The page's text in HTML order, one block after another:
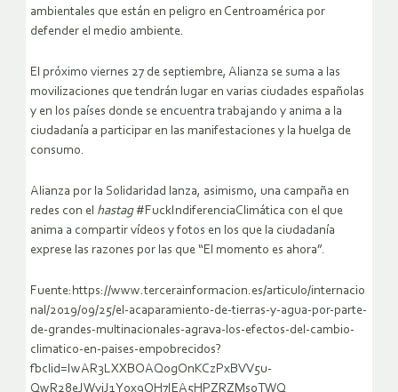
ambientales que están en peligro en Centroamérica por
defender el medio ambiente.
El próximo viernes 27 de septiembre, Alianza se suma a las
movilizaciones que tendrán lugar en varias ciudades españolas
y en los países donde se encuentra trabajando y anima a la
ciudadanía a participar en las manifestaciones y la huelga de
consumo.
Alianza por la Solidaridad lanza, asimismo, una campaña en
redes con el hastag#FuckIndiferenciaClimática con el que
anima a compartir vídeos y fotos en los que la ciudadanía
exprese las razones por las que “El momento es ahora”.
Fuente:https://www.tercerainformacion.es/articulo/internacio
nal/2019/09/25/el-acaparamiento-de-tierras-y-agua-por-parte-
de-grandes-multinacionales-agrava-los-efectos-del-cambio-
climatico-en-paises-empobrecidos?
fbclid=IwAR3LXXBOAQ0gOnKCzPxBVV5u-
QwR28eJWyiJ1Y0x9OH7IEA5HPZRZMs0TWQ